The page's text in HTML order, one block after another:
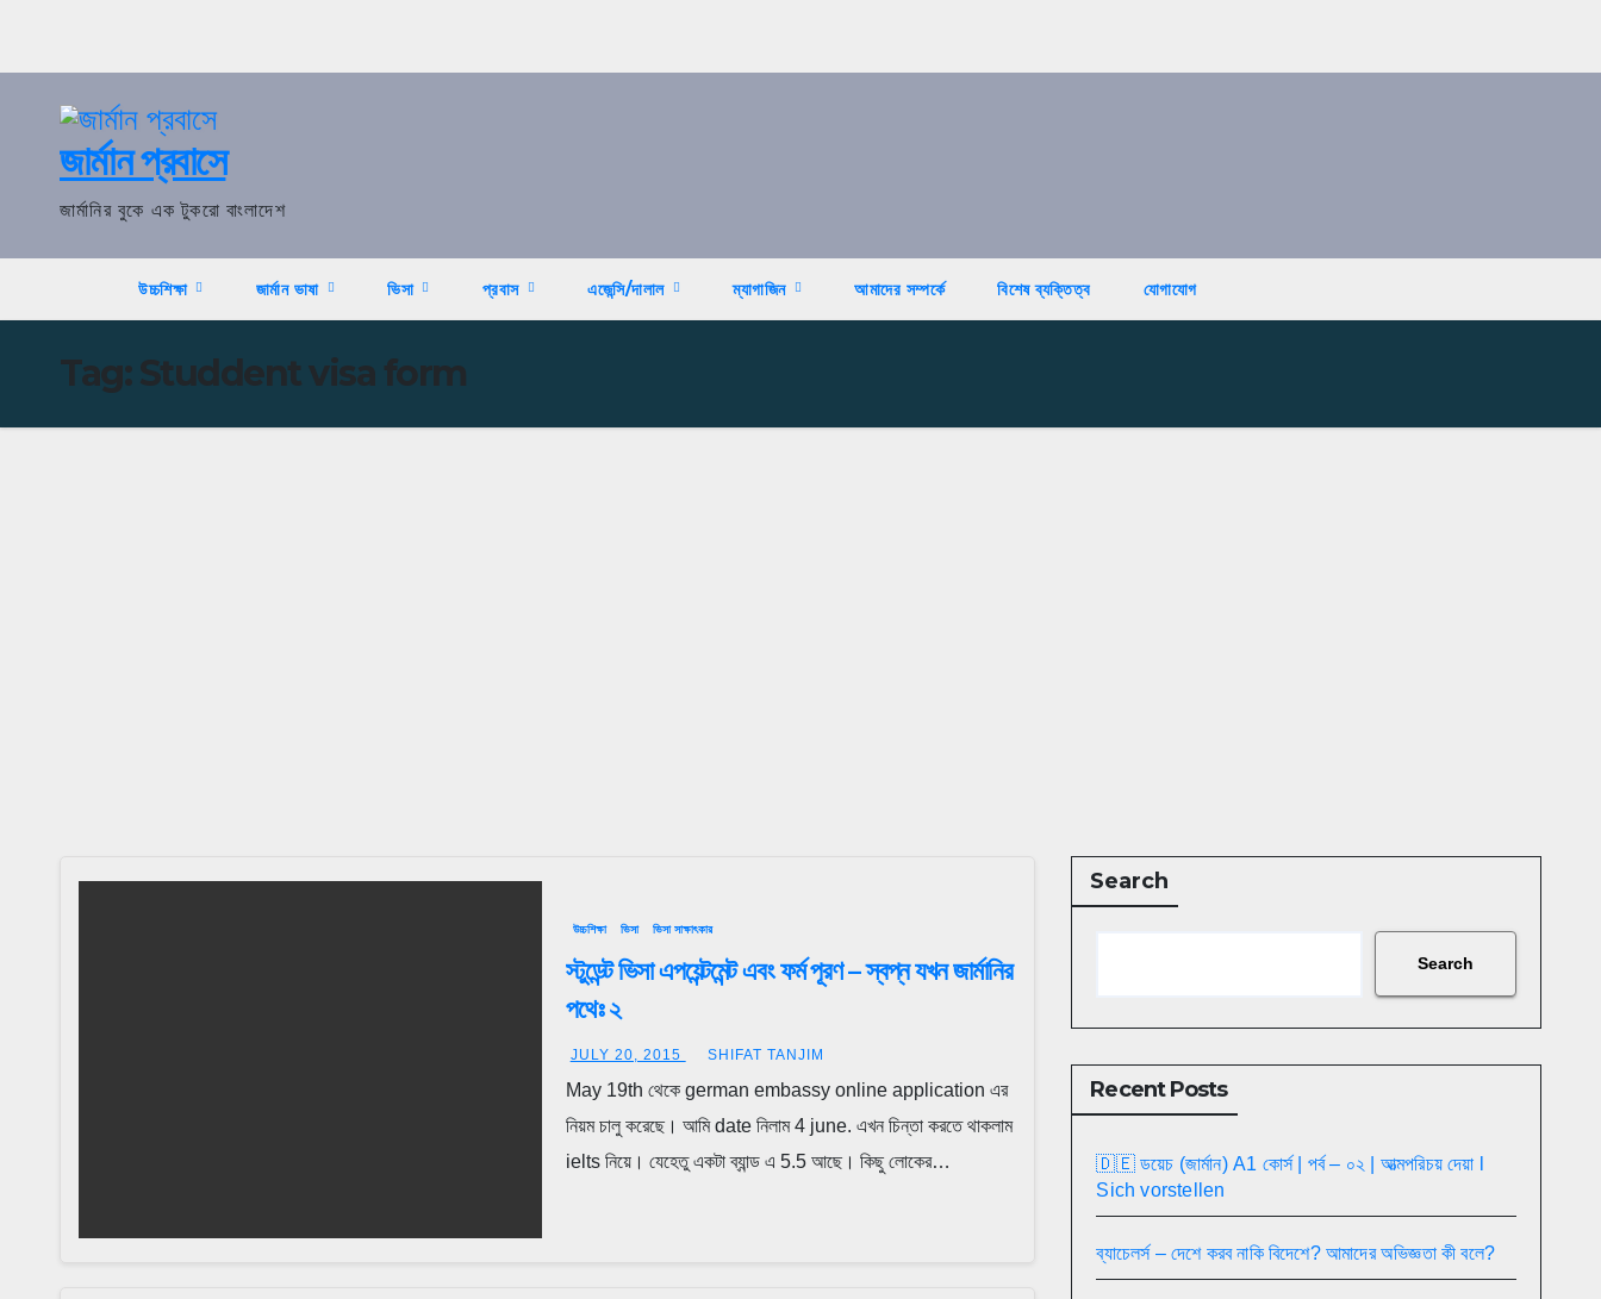
জার্মান প্রবাসে
জার্মানির বুকে এক টুকরো বাংলাদেশ
উচ্চশিক্ষা জার্মান ভাষা ভিসা প্রবাস এজেন্সি/দালাল ম্যাগাজিন আমাদের সম্পর্কে বিশেষ ব্যক্তিত্ব যোগাযোগ
Tag:Studdent visa form
উচ্চশিক্ষা ভিসা ভিসা সাক্ষাৎকার
স্টুডেন্ট ভিসা এপয়েন্টমেন্ট এবং ফর্ম পূরণ – স্বপ্ন যখন জার্মানির
পথেঃ ২
JULY 20, 2015 SHIFAT TANJIM
May 19th থেকে german embassy online application এর
নিয়ম চালু করেছে। আমি date নিলাম 4 june. এখন চিন্তা করতে থাকলাম
ielts নিয়ে। যেহেতু একটা ব্যান্ড এ 5.5 আছে। কিছু লোকের…
Search
Search
Recent Posts
🇩🇪 ডয়েচ (জার্মান) A1 কোর্স | পর্ব – ০২ | আত্মপরিচয় দেয়া l
Sich vorstellen
ব্যাচেলর্স – দেশে করব নাকি বিদেশে? আমাদের অভিজ্ঞতা কী বলে?